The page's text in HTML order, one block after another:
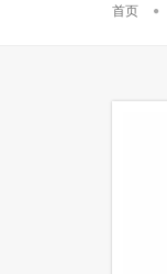
首页